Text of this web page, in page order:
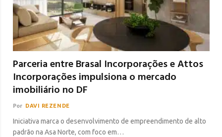
Parceria entre Brasal Incorporações e Attos
Incorporações impulsiona o mercado
imobiliário no DF
Por DAVI REZENDE
Iniciativa marca o desenvolvimento de empreendimento de alto
padrão na Asa Norte, com foco em…